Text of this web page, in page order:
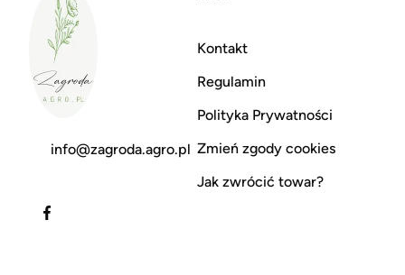
info@zagroda.agro.pl
Kontakt
Regulamin
Polityka Prywatności
Zmień zgody cookies
Jak zwrócić towar?